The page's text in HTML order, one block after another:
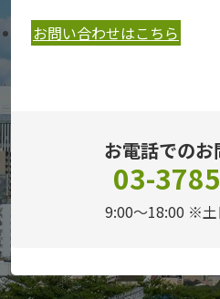
お問い合わせはこちら
お電話での
03-
9:00～18:00 ※土